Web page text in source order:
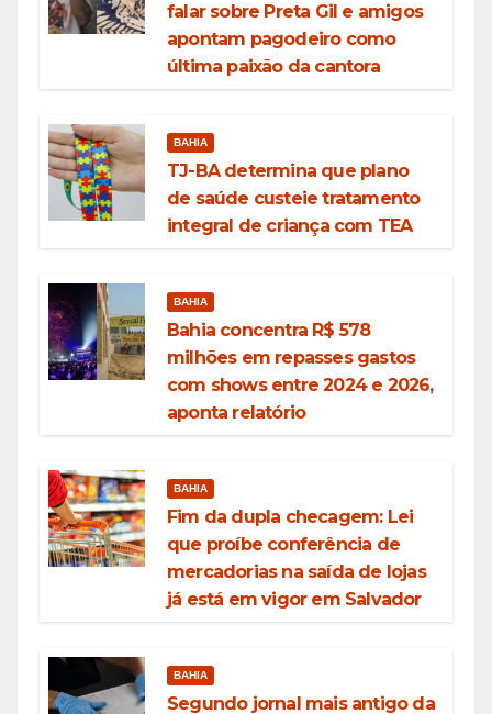
falar sobre Preta Gil e amigos
apontam pagodeiro como
última paixão da cantora
BAHIA
TJ-BA determina que plano
de saúde custeie tratamento
integral de criança com TEA
BAHIA
Bahia concentra R$ 578
milhões em repasses gastos
com shows entre 2024 e 2026,
aponta relatório
BAHIA
Fim da dupla checagem: Lei
que proíbe conferência de
mercadorias na saída de lojas
já está em vigor em Salvador
BAHIA
Segundo jornal mais antigo da